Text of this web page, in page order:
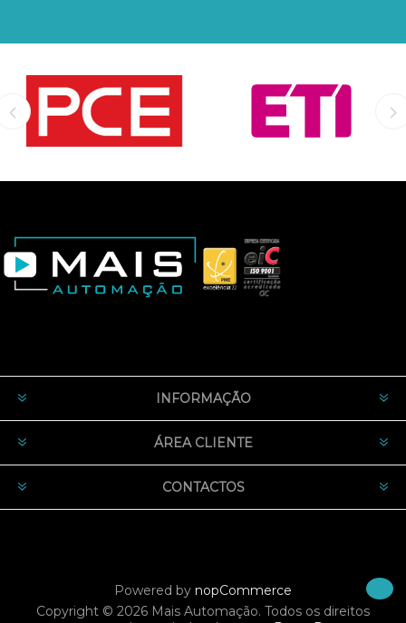
INFORMAÇÃO
ÁREA CLIENTE
CONTACTOS
Powered by nopCommerce
Copyright © 2026 Mais Automação. Todos os direitos